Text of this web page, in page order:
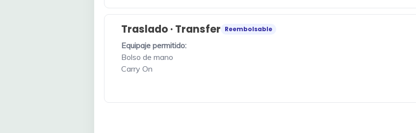
Traslado · Transfer Reembolsable
Equipaje permitido:
Bolso de mano
Carry On